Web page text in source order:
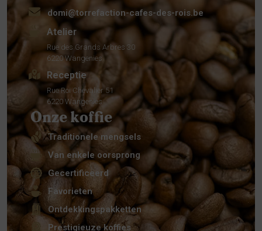
domi@torrefaction-cafes-des-rois.be
Atelier
Rue des Grands Arbres 30
6220 Wangenies
Receptie
Rue Roi Chevalier 51
6220 Wangenies
Onze koffie
Traditionele mengsels
Van enkele oorsprong
Gecertificeerd
Favorieten
Ontdekkingspakketten
Prestigieuze koffies